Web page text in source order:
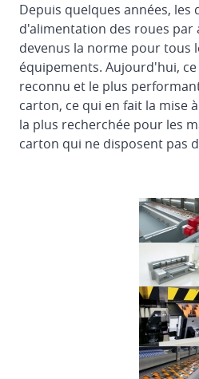
racleur
Contrôle
du
registre
pour
les
imprimantes,
Depuis quelques années, les
d'alimentation des roues
devenus la norme pour tous
équipements. Aujourd'hui,
reconnu et le plus
carton, ce qui en fait la mise
la plus recherchée pour les
carton qui ne disposent pas